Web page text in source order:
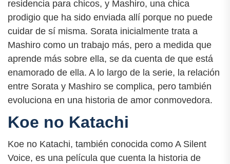
residencia para chicos, y Mashiro, una chica
prodigio que ha sido enviada allí porque no puede
cuidar de sí misma. Sorata inicialmente trata a
Mashiro como un trabajo más, pero a medida que
aprende más sobre ella, se da cuenta de que está
enamorado de ella. A lo largo de la serie, la relación
entre Sorata y Mashiro se complica, pero también
evoluciona en una historia de amor conmovedora.
Koe no Katachi
Koe no Katachi, también conocida como A Silent
Voice, es una película que cuenta la historia de